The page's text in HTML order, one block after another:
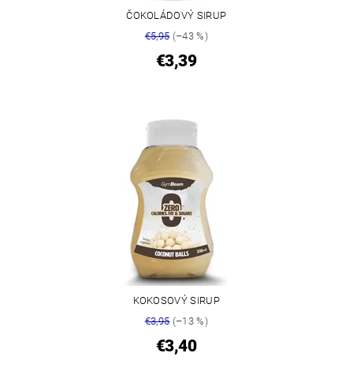
ČOKOLÁDOVÝ SIRUP
€5,95(–43 %)
€3,39
KOKOSOVÝ SIRUP
€3,95(–13 %)
€3,40